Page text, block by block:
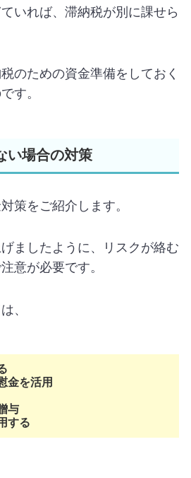
いれば、滞納税が別に課せら
のための資金準備をしておく
す。
い場合の対策
策をご紹介します。
ましたように、リスクが絡む
意が必要です。
、
金を活用
与
する